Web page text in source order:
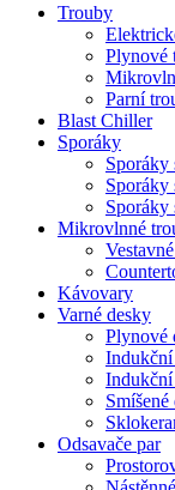
Trouby
Plynové
Parní
Blast Chiller
Sporáky
Sporáky
Sporáky
Sporáky
Mikrovlnné
Kávovary
Varné desky
Plynové
Indukční
Smíšené
Odsavače par